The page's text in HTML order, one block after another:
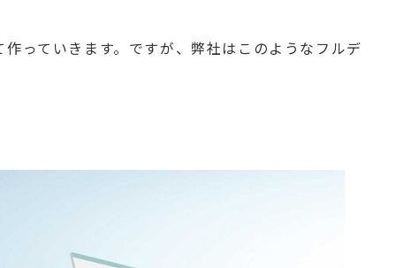
っていきます。ですが、弊社はこのようなフルデ